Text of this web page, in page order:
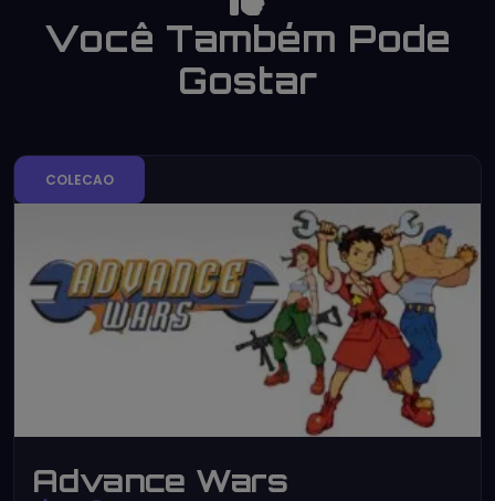
Você Também Pode
Gostar
COLECAO
Advance Wars